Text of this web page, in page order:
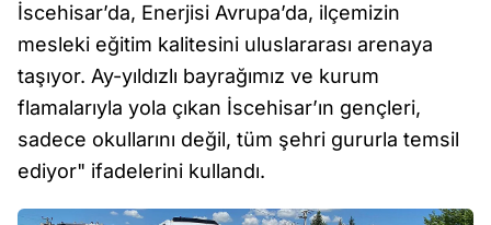
İscehisar’da, Enerjisi Avrupa’da, ilçemizin
mesleki eğitim kalitesini uluslararası arenaya
taşıyor. Ay-yıldızlı bayrağımız ve kurum
flamalarıyla yola çıkan İscehisar’ın gençleri,
sadece okullarını değil, tüm şehri gururla temsil
ediyor" ifadelerini kullandı.